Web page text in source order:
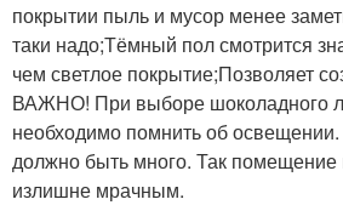
покрытии пыль и мусор менее
таки надо;Тёмный пол смотрится
чем светлое покрытие;Позволяет
ВАЖНО! При выборе шоколадного
необходимо помнить об освещении.
должно быть много. Так помещение
излишне мрачным.